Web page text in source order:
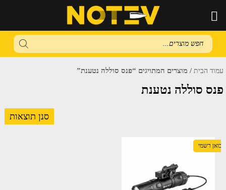
Products
search
עמוד הבית / מוצרים המתויגים “פנס סוללה נטענת”
פנס סוללה נטענת
סנן תוצאות
יבואן רשמי